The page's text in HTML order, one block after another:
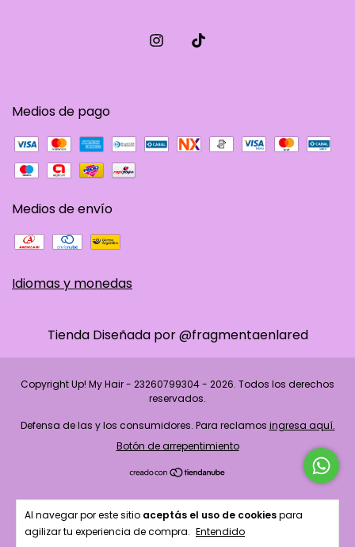
Al navegar por este sitio aceptás el uso de cookiespara
agilizar tu experiencia de compra. Entendido
Medios de pago
Medios de envío
Idiomas y monedas
Tienda Diseñada por @fragmentaenlared
Copyright Up! My Hair - 23260799304 - 2026. Todos los derechos
reservados.
Defensa de las y los consumidores. Para reclamos ingresa aquí.
Botón de arrepentimiento